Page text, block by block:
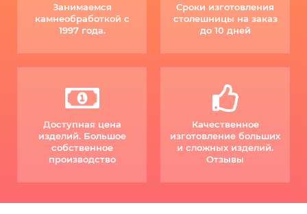
Занимаемся
камнеобработкой с
1997 года.
Сроки изготовления
столешницы на заказ
до 10 дней
Доступная цена
изделий. Большое
собственное
производство
Качественное
изготовление больших
и сложных изделий.
Отзывы